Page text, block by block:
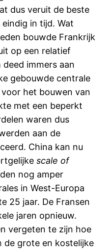
dus veruit de beste
in tijd. Wat
bouwde Frankrijk
op een relatief
immers aan
gebouwde centrale
het bouwen van
met een beperkt
waren dus
aan de
China kan nu
scale of
nog amper
in West-Europa
25 jaar. De Fransen
jaren opnieuw.
vergeten te zijn hoe
de grote en kostelijke